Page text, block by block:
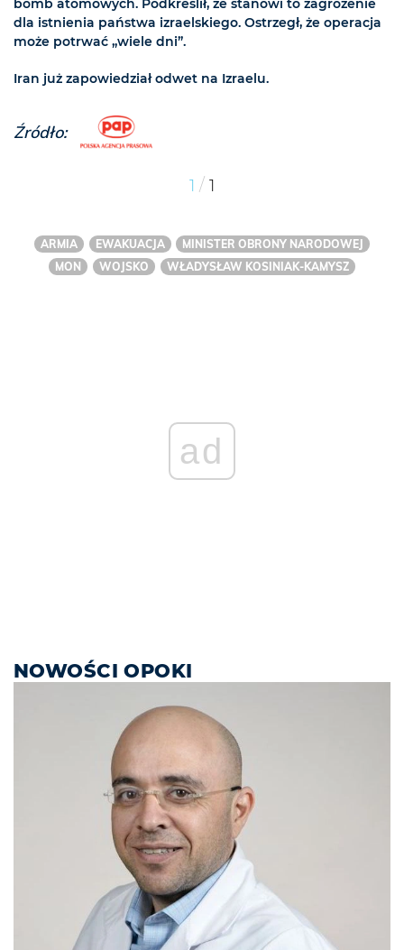
bomb atomowych. Podkreślił, że stanowi to zagrożenie
dla istnienia państwa izraelskiego. Ostrzegł, że operacja
może potrwać „wiele dni”.
Iran już zapowiedział odwet na Izraelu.
Źródło:
1 / 1
ARMIA EWAKUACJA
MINISTER OBRONY NARODOWEJ
MON
WOJSKO WŁADYSŁAW KOSINIAK-KAMYSZ
ad
NOWOŚCI OPOKI